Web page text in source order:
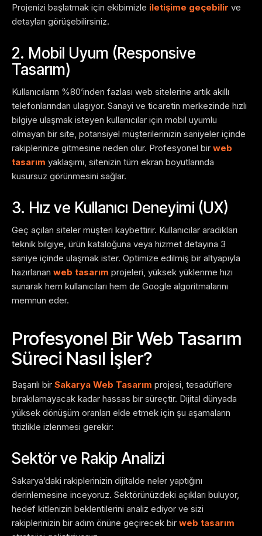
Projenizi başlatmak için ekibimizle iletişime geçebilir ve
detayları görüşebilirsiniz.
2. Mobil Uyum (Responsive
Tasarım)
Kullanıcıların %80’inden fazlası web sitelerine artık akıllı
telefonlarından ulaşıyor. Sanayi ve ticaretin merkezinde hızlı
bilgiye ulaşmak isteyen kullanıcılar için mobil uyumlu
olmayan bir site, potansiyel müşterilerinizin saniyeler içinde
rakiplerinize gitmesine neden olur. Profesyonel bir web
tasarım yaklaşımı, sitenizin tüm ekran boyutlarında
kusursuz görünmesini sağlar.
3. Hız ve Kullanıcı Deneyimi (UX)
Geç açılan siteler müşteri kaybettirir. Kullanıcılar aradıkları
teknik bilgiye, ürün kataloğuna veya hizmet detayına 3
saniye içinde ulaşmak ister. Optimize edilmiş bir altyapıyla
hazırlanan web tasarım projeleri, yüksek yüklenme hızı
sunarak hem kullanıcıları hem de Google algoritmalarını
memnun eder.
Profesyonel Bir Web Tasarım
Süreci Nasıl İşler?
Başarılı bir Sakarya Web Tasarım projesi, tesadüflere
bırakılamayacak kadar hassas bir süreçtir. Dijital dünyada
yüksek dönüşüm oranları elde etmek için şu aşamaların
titizlikle izlenmesi gerekir:
Sektör ve Rakip Analizi
Sakarya’daki rakiplerinizin dijitalde neler yaptığını
derinlemesine inceyoruz. Sektörünüzdeki açıkları buluyor,
hedef kitlenizin beklentilerini analiz ediyor ve sizi
rakiplerinizin bir adım önüne geçirecek bir web tasarım